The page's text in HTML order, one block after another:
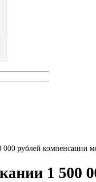
рублей компенсации
1 500